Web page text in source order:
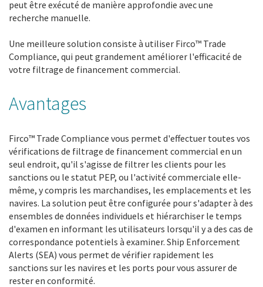
peut être exécuté de manière approfondie avec une
recherche manuelle.
Une meilleure solution consiste à utiliser Firco™ Trade
Compliance, qui peut grandement améliorer l'efficacité de
votre filtrage de financement commercial.
Avantages
Firco™ Trade Compliance vous permet d'effectuer toutes vos
vérifications de filtrage de financement commercial en un
seul endroit, qu'il s'agisse de filtrer les clients pour les
sanctions ou le statut PEP, ou l'activité commerciale elle-
même, y compris les marchandises, les emplacements et les
navires. La solution peut être configurée pour s'adapter à des
ensembles de données individuels et hiérarchiser le temps
d'examen en informant les utilisateurs lorsqu'il y a des cas de
correspondance potentiels à examiner. Ship Enforcement
Alerts (SEA) vous permet de vérifier rapidement les
sanctions sur les navires et les ports pour vous assurer de
rester en conformité.